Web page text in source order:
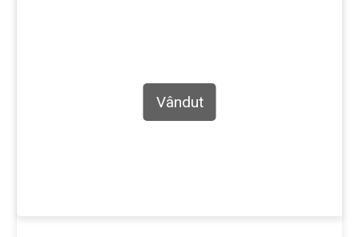
Vândut